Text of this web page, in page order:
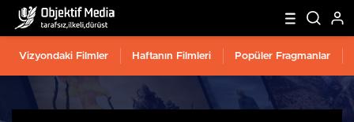
Vizyondaki Filmler Haftanın Filmleri Popüler Fragmanlar